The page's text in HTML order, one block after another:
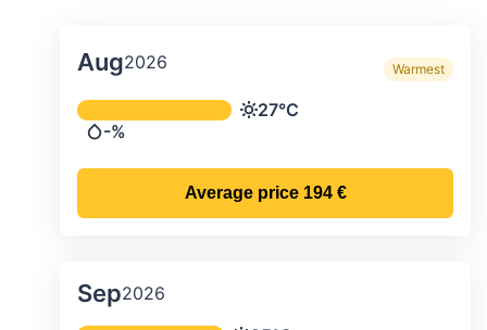
Aug2026 Warmest
Average monthly temperature &
Temperature
27°C
Precipitation
-%
Average price 194 €
Sep2026